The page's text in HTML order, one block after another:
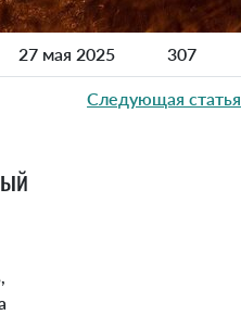
27 мая 2025 307
Следующая статья